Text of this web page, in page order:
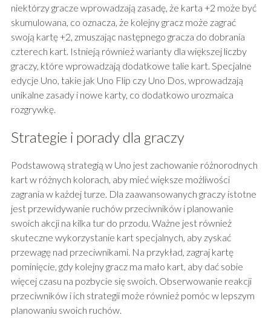
niektórzy gracze wprowadzają zasadę, że karta +2 może być
skumulowana, co oznacza, że kolejny gracz może zagrać
swoją kartę +2, zmuszając następnego gracza do dobrania
czterech kart. Istnieją również warianty dla większej liczby
graczy, które wprowadzają dodatkowe talie kart. Specjalne
edycje Uno, takie jak Uno Flip czy Uno Dos, wprowadzają
unikalne zasady i nowe karty, co dodatkowo urozmaica
rozgrywkę.
Strategie i porady dla graczy
Podstawową strategią w Uno jest zachowanie różnorodnych
kart w różnych kolorach, aby mieć większe możliwości
zagrania w każdej turze. Dla zaawansowanych graczy istotne
jest przewidywanie ruchów przeciwników i planowanie
swoich akcji na kilka tur do przodu. Ważne jest również
skuteczne wykorzystanie kart specjalnych, aby zyskać
przewagę nad przeciwnikami. Na przykład, zagraj kartę
pominięcie, gdy kolejny gracz ma mało kart, aby dać sobie
więcej czasu na pozbycie się swoich. Obserwowanie reakcji
przeciwników i ich strategii może również pomóc w lepszym
planowaniu swoich ruchów.